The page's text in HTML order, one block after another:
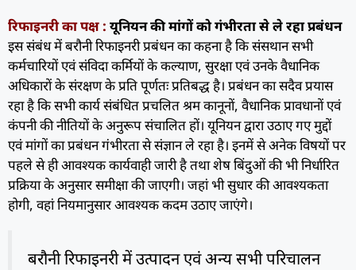
रिफाइनरी का पक्ष : यूनियन की मांगों को गंभीरता से ले रहा प्रबंधन
इस संबंध में बरौनी रिफाइनरी प्रबंधन का कहना है कि संसथान सभी
कर्मचारियों एवं संविदा कर्मियों के कल्याण, सुरक्षा एवं उनके वैधानिक
अधिकारों के संरक्षण के प्रति पूर्णतः प्रतिबद्ध है। प्रबंधन का सदैव प्रयास
रहा है कि सभी कार्य संबंधित प्रचलित श्रम कानूनों, वैधानिक प्रावधानों एवं
कंपनी की नीतियों के अनुरूप संचालित हों। यूनियन द्वारा उठाए गए मुद्दों
एवं मांगों का प्रबंधन गंभीरता से संज्ञान ले रहा है। इनमें से अनेक विषयों पर
पहले से ही आवश्यक कार्यवाही जारी है तथा शेष बिंदुओं की भी निर्धारित
प्रक्रिया के अनुसार समीक्षा की जाएगी। जहां भी सुधार की आवश्यकता
होगी, वहां नियमानुसार आवश्यक कदम उठाए जाएंगे।
बरौनी रिफाइनरी में उत्पादन एवं अन्य सभी परिचालन